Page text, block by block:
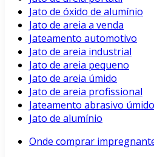
Jato de óxido de alumínio
Jato de areia a venda
Jateamento automotivo
Jato de areia industrial
Jato de areia pequeno
Jato de areia úmido
Jato de areia profissional
Jateamento abrasivo úmido
Jato de alumínio
Onde comprar